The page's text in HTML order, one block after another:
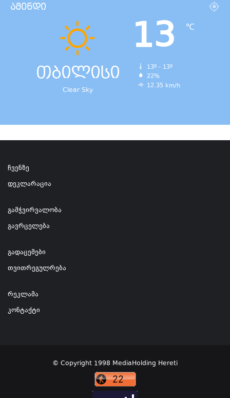
ამინდი
თბილისი
Clear Sky
13 ℃
13º - 13º
22%
12.35 km/h
ჩვენზე
დეკლარაცია
გამჭვირვალობა
გავრცელება
გადაცემები
თვითრეგულრება
რეკლამა
კონტაქტი
© Copyright 1998 MediaHolding Hereti